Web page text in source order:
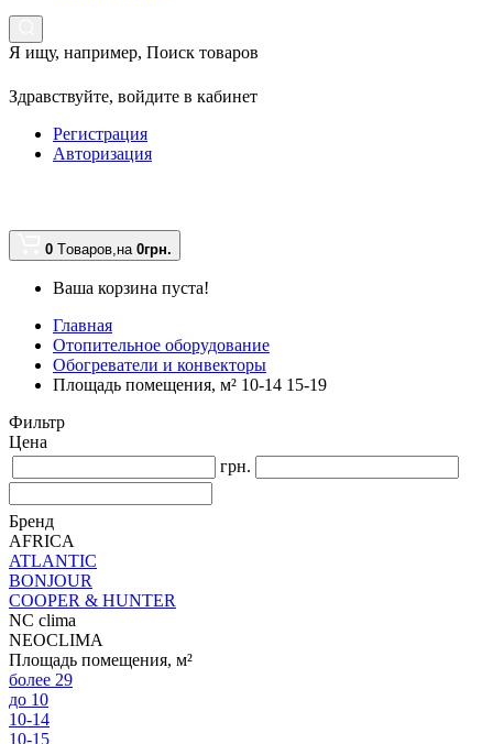
Я ищу, например, Поиск товаров
Здравствуйте, войдите в кабинет
Регистрация
Авторизация
0 Tоваров,на 0грн.
Ваша корзина пуста!
Главная
Отопительное оборудование
Обогреватели и конвекторы
Площадь помещения, м² 10-14 15-19
Фильтр
Цена
грн.
Бренд
AFRICA
ATLANTIC
BONJOUR
COOPER & HUNTER
NC clima
NEOCLIMA
Площадь помещения, м²
более 29
до 10
10-14
10-15